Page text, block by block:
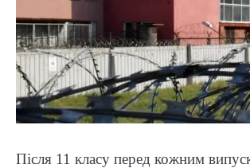
Після 11 класу перед кожним